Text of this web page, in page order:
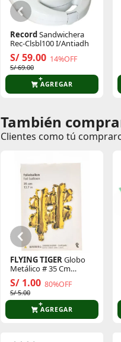
RecordSandwichera
Rec-Clsbl100 I/Antiadh
S/ 59.00 14%OFF
S/ 69.00
AGREGAR
Comentarios de
Comentarios de clientes
También
Clientes como tú
FLYING TIGER Globo
Metálico # 35 Cm
P/Cumpleaños 3005873
S/ 1.00 80%OFF
S/ 5.00
AGREGAR